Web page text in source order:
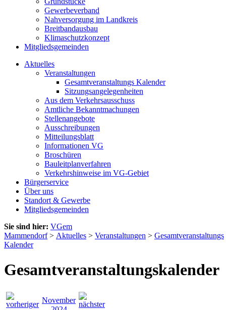
Gewerbeverband
Nahversorgung im Landkreis
Breitbandausbau
Klimaschutzkonzept
Mitgliedsgemeinden
Aktuelles
Veranstaltungen
Gesamtveranstaltungs Kalender
Sitzungsangelegenheiten
Aus dem Verkehrsausschuss
Amtliche Bekanntmachungen
Stellenangebote
Ausschreibungen
Mitteilungsblatt
Informationen VG
Broschüren
Bauleitplanverfahren
Verkehrshinweise im VG-Gebiet
Bürgerservice
Über uns
Standort & Gewerbe
Mitgliedsgemeinden
Sie sind hier: VGem
Mammendorf> Aktuelles > Veranstaltungen > Gesamtveranstaltungs
Kalender
Gesamtveranstaltungskalender
November